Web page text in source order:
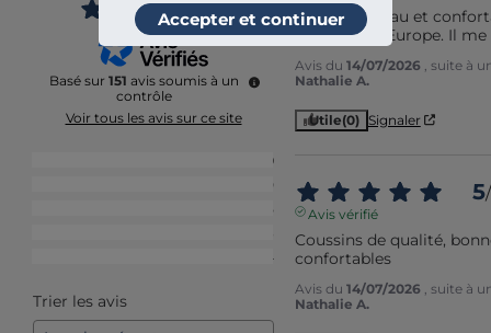
Accepter et continuer
Basé sur 151 avis soumis à un
contrôle
Voir tous les avis sur ce site
119
20
5
4
Trier les avis
Très bien, beau et
fabriqué en Europe. Il
Avis du 14/07/2026
, suite à
Nathalie A.
Utile(0) Signaler
5/
Avis vérifié
Coussins de qualité,
confortables
Avis du 14/07/2026
, suite à
Nathalie A.